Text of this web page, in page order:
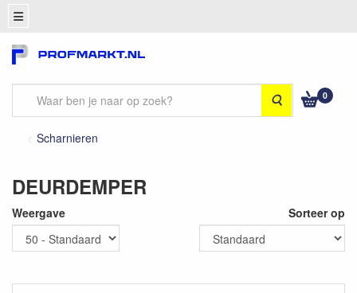
Zoeken 0
Scharnieren
DEURDEMPER
Weergave Sorteer op